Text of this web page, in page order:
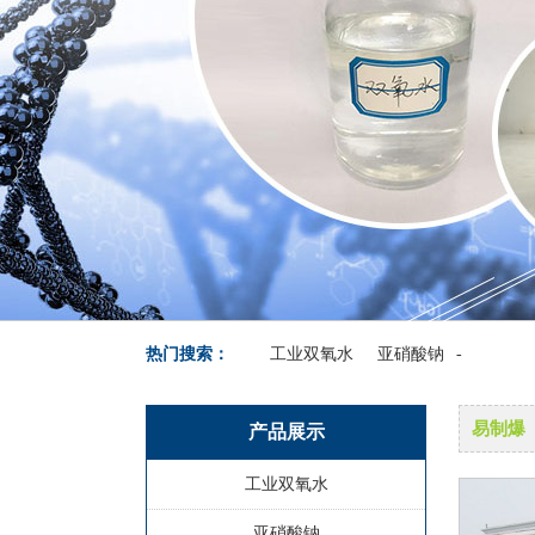
热门搜索： 工业双氧水 亚硝酸钠 -
产品展示
工业双氧水
易制爆